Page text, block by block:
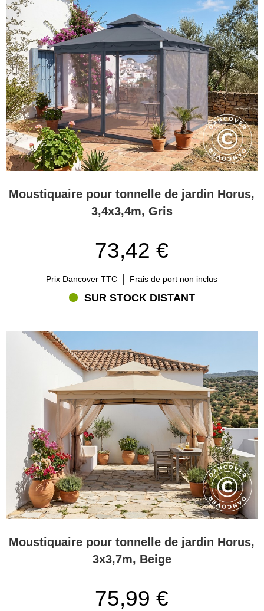
Moustiquaire pour tonnelle de jardin Horus,
3,4x3,4m, Gris
73,42 €
Prix Dancover TTC Frais de port non inclus
SUR STOCK DISTANT
Moustiquaire pour tonnelle de jardin Horus,
3x3,7m, Beige
75,99 €